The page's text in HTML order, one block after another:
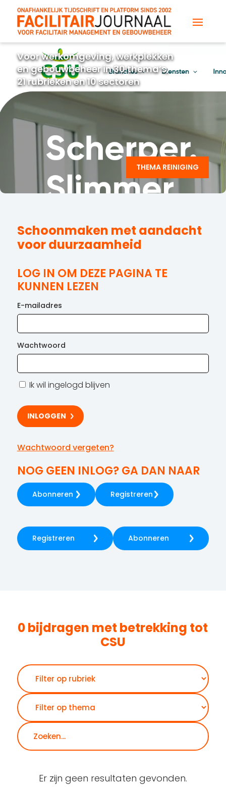
Voor werkomgeving, werkplekken
en gebouwbeheer in 30 thema’s,
21 rubrieken en 10 sectoren
THEMA REINIGING
Schoonmaken met aandacht
voor duurzaamheid
LOG IN OM DEZE PAGINA TE
KUNNEN LEZEN
E-mailadres
Wachtwoord
Ik wil ingelogd blijven
Wachtwoord vergeten?
NOG GEEN INLOG? GA DAN NAAR
Abonneren Registreren
Registreren Abonneren
0 bijdragen met betrekking tot
CSU
Er zijn geen resultaten gevonden.